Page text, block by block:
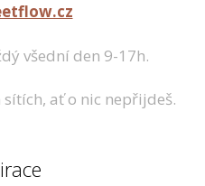
všední den 9-17h.
ať o nic nepřijdeš.